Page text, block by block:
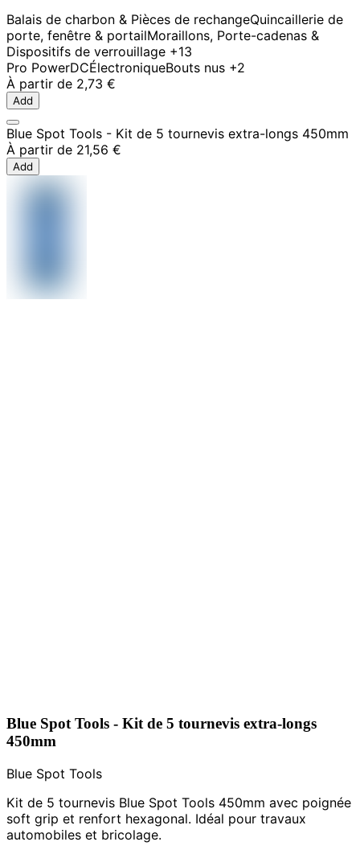
Balais de charbon & Pièces de rechangeQuincaillerie de
porte, fenêtre & portailMoraillons, Porte-cadenas &
Dispositifs de verrouillage +13
Pro PowerDCÉlectroniqueBouts nus +2
À partir de 2,73 €
Add
Blue Spot Tools - Kit de 5 tournevis extra-longs 450mm
À partir de 21,56 €
Add
Blue Spot Tools - Kit de 5 tournevis extra-longs
450mm
Blue Spot Tools
Kit de 5 tournevis Blue Spot Tools 450mm avec poignée
soft grip et renfort hexagonal. Idéal pour travaux
automobiles et bricolage.